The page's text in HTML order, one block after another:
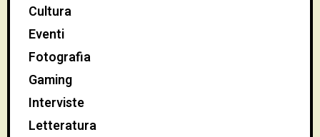
Cultura
Eventi
Fotografia
Gaming
Interviste
Letteratura